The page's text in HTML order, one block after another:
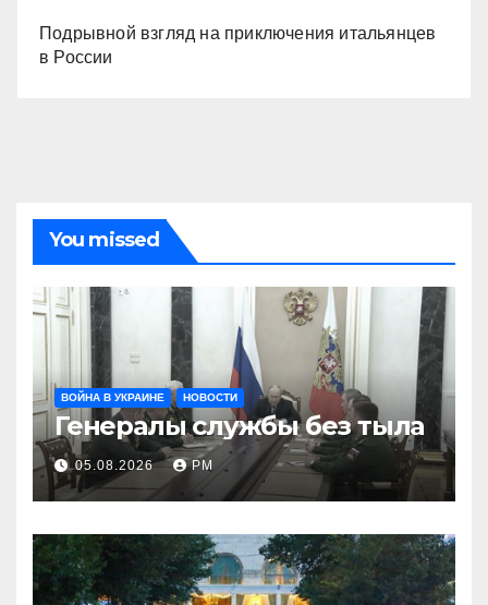
Подрывной взгляд на приключения итальянцев
в России
You missed
ВОЙНА В УКРАИНЕ НОВОСТИ
Генералы службы без тыла
05.08.2026 РМ